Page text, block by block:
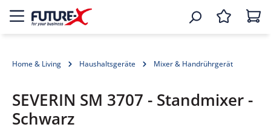
Home & Living Haushaltsgeräte Mixer & Handrührgerät
SEVERIN SM 3707 - Standmixer -
Schwarz